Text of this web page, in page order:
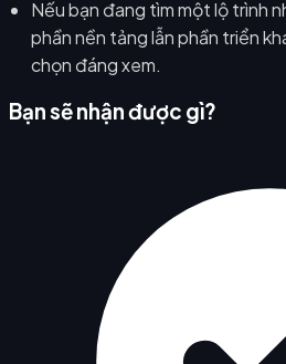
Nếu bạn đang tìm một lộ trình
phần nền tảng lẫn phần triển
chọn đáng xem.
Bạn sẽ nhận được gì?